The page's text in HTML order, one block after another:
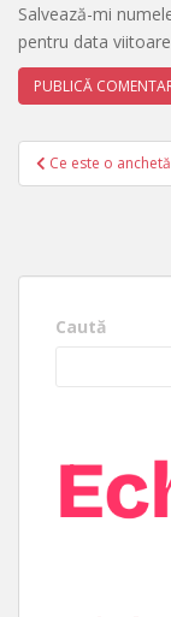
Salvează-mi
pentru data
Navigare
în
Ce este o
Caută